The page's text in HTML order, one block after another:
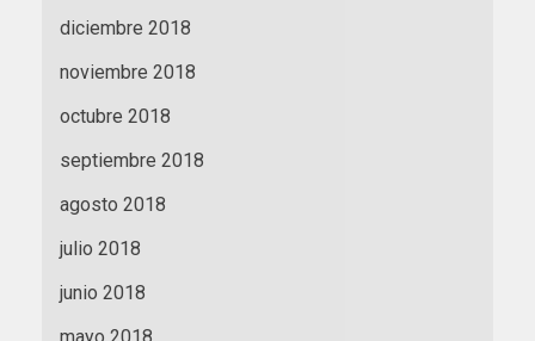
diciembre 2018
noviembre 2018
octubre 2018
septiembre 2018
agosto 2018
julio 2018
junio 2018